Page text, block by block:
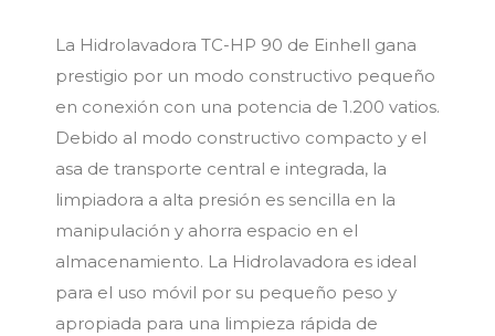
La Hidrolavadora TC-HP 90 de Einhell gana
prestigio por un modo constructivo pequeño
en conexión con una potencia de 1.200 vatios.
Debido al modo constructivo compacto y el
asa de transporte central e integrada, la
limpiadora a alta presión es sencilla en la
manipulación y ahorra espacio en el
almacenamiento. La Hidrolavadora es ideal
para el uso móvil por su pequeño peso y
apropiada para una limpieza rápida de